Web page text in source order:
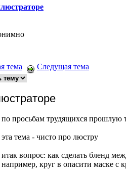
тема Следущая тема
по просьбам трудящихся прошлую
эта тема - чисто про люстру
итак вопрос: как сделать бленд
например, круг в опасити маске с